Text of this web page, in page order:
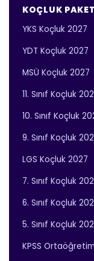
KOÇLUK
YKS Koçluk 2027
YDT Koçluk 2027
MSÜ Koçluk 2027
11. Sınıf Koçluk
10. Sınıf Koçluk
9. Sınıf Koçluk
LGS Koçluk 2027
7. Sınıf Koçluk
6. Sınıf Koçluk
5. Sınıf Koçluk
KPSS